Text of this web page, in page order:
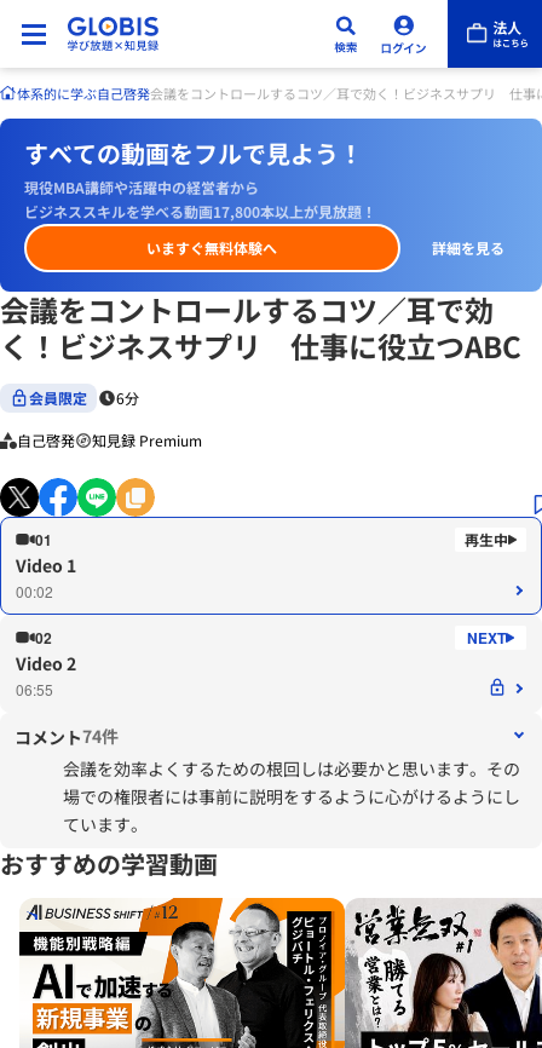
体系的に学ぶ自己啓発会議をコントロールするコツ／耳で効く！ビジネスサプリ 仕事
すべての動画をフルで見よう！
現役MBA講師や活躍中の経営者から
ビジネススキルを学べる動画17,800本以上が見放題！
いますぐ無料体験へ
詳細を見る
会議をコントロールするコツ／耳で効
く！ビジネスサプリ 仕事に役立つABC
会員限定 6分
自己啓発 知見録 Premium
01
Video 1
00:02
02
Video 2
06:55
コメント74件
会議を効率よくするための根回しは必要かと思います。その
場での権限者には事前に説明をするように心がけるようにし
ています。
おすすめの学習動画